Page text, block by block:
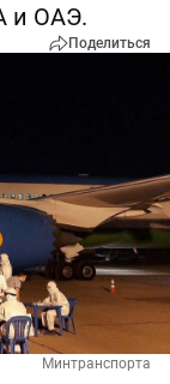
и ОАЭ.
Поделиться
Минтранспорта